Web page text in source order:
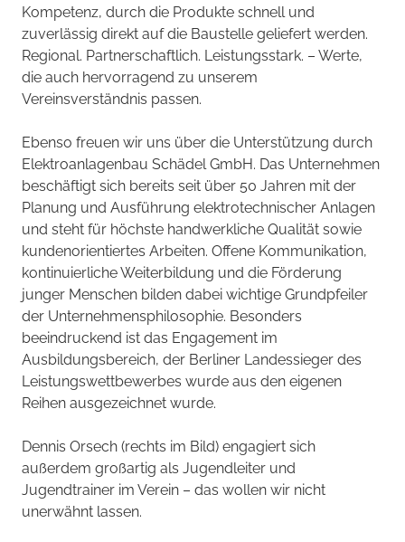
Kompetenz, durch die Produkte schnell und
zuverlässig direkt auf die Baustelle geliefert werden.
Regional. Partnerschaftlich. Leistungsstark. – Werte,
die auch hervorragend zu unserem
Vereinsverständnis passen.
Ebenso freuen wir uns über die Unterstützung durch
Elektroanlagenbau Schädel GmbH. Das Unternehmen
beschäftigt sich bereits seit über 50 Jahren mit der
Planung und Ausführung elektrotechnischer Anlagen
und steht für höchste handwerkliche Qualität sowie
kundenorientiertes Arbeiten. Offene Kommunikation,
kontinuierliche Weiterbildung und die Förderung
junger Menschen bilden dabei wichtige Grundpfeiler
der Unternehmensphilosophie. Besonders
beeindruckend ist das Engagement im
Ausbildungsbereich, der Berliner Landessieger des
Leistungswettbewerbes wurde aus den eigenen
Reihen ausgezeichnet wurde.
Dennis Orsech (rechts im Bild) engagiert sich
außerdem großartig als Jugendleiter und
Jugendtrainer im Verein – das wollen wir nicht
unerwähnt lassen.